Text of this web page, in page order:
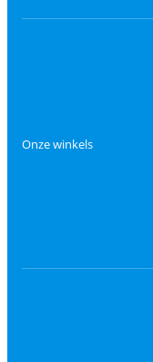
Onze winkels